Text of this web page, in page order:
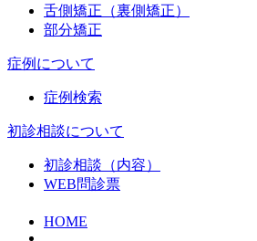
舌側矯正（裏側矯正）
部分矯正
症例について
症例検索
初診相談について
初診相談（内容）
WEB問診票
HOME